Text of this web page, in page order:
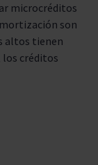
microcréditos
son
altos tienen
los créditos